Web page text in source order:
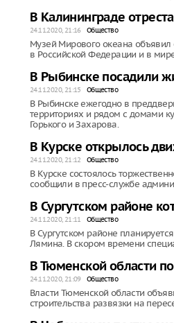
В Калининграде
24.11.2020, 21:16 Общество
Музей Мирового океана объявил
в Российской Федерации и в
В Рыбинске посадили
24.11.2020, 21:15 Общество
В Рыбинске ежегодно в
территориях и рядом с домами
Горького и Захарова.
В Курске открылось
24.11.2020, 21:12 Общество
В Курске состоялось
сообщили в пресс-службе
В Сургутском районе
24.11.2020, 21:11 Общество
В Сургутском районе
Лямина. В скором времени
В Тюменской области
24.11.2020, 21:09 Общество
Власти Тюменской области
строительства развязки на